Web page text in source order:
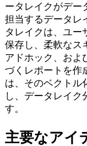
ータレイクがデー
担当するデータレ
タレイクは、ユー
保存し、柔軟なス
アドホック、およ
づくレポートを作
は、そのベクトル
し、データレイク
す。
主要なアイ